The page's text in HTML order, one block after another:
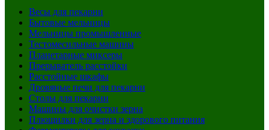
Весы для пекарни
Бытовые мельницы
Мельницы промышленные
Тестомесильные машины
Планетарные миксеры
Прерыватель расстойки
Расстойные шкафы
Дровяные печи для пекарни
Столы для пекарни
Машины для очистки зерна
Плющилки для зерна и здорового питания